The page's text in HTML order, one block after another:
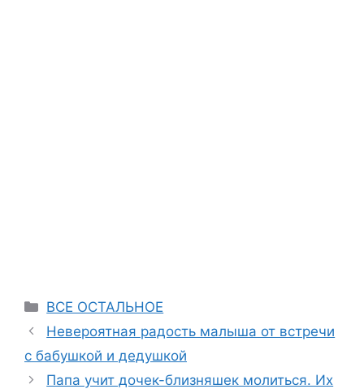
Categories
ВСЕ ОСТАЛЬНОЕ
Невероятная радость малыша от встречи
с бабушкой и дедушкой
Папа учит дочек-близняшек молиться. Их